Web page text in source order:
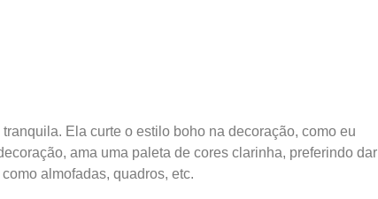
Ela curte o estilo boho na decoração, como eu
ama uma paleta de cores clarinha, preferindo dar
almofadas, quadros, etc.